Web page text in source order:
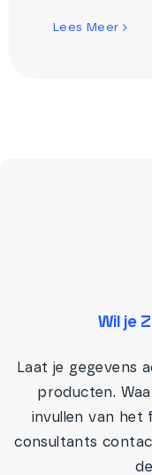
Lees Meer
Wil je
Laat je gegevens
producten.
invullen van het
consultants